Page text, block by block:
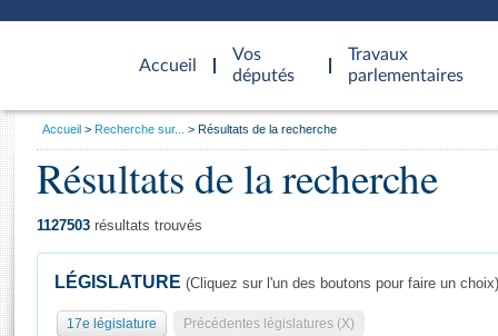
Accueil
d'accueil
Vos
députés
Travaux
parlementaires
Général
Vous
Accueil Recherche sur... Résultats de la recherche
Résultats de la recherche
1127503 résultats trouvés
LÉGISLATURE (Cliquez sur l'un des boutons pour faire un choix)
17e législature Précédentes législatures (X)